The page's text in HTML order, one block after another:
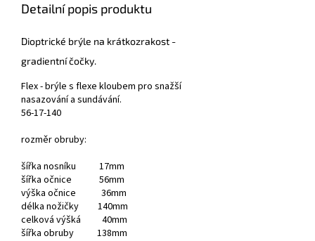
Detailní popis produktu
Dioptrické brýle na krátkozrakost -
gradientní čočky.
Flex - brýle s flexe kloubem pro snažší
nasazování a sundávání.
56-17-140
rozměr obruby:
šířka nosníku 17mm
šířka očnice 56mm
výška očnice 36mm
délka nožičky 140mm
celková výšká 40mm
šířka obruby 138mm